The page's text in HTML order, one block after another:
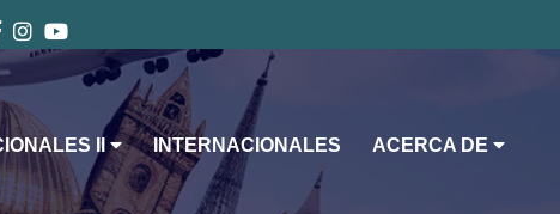
II INTERNACIONALES ACERCA DE